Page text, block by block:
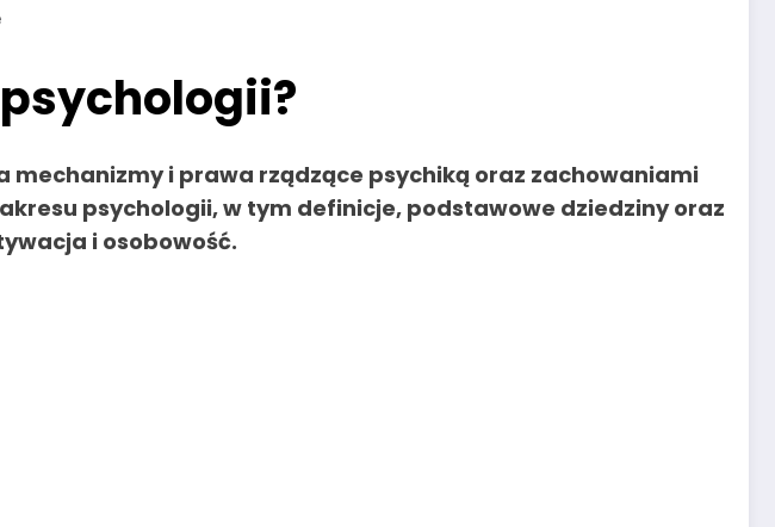
mechanizmy i prawa rządzące psychiką oraz zachowaniami
psychologii, w tym definicje, podstawowe dziedziny oraz
i osobowość.